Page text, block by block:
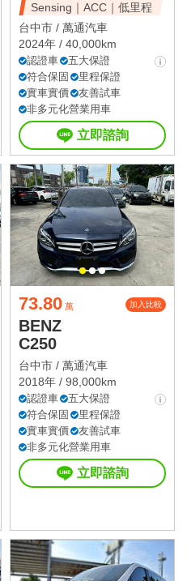
Sensing｜ACC｜低里程
台中市 / 萬通汽車
2024年 / 40,000km
認證車
五大保證
符合保固
里程保證
實車實價
友善試車
非多元化營業用車
立即諮詢
73.80 萬 加入比較
BENZ
C250
台中市 / 萬通汽車
2018年 / 98,000km
認證車
五大保證
符合保固
里程保證
實車實價
友善試車
非多元化營業用車
立即諮詢